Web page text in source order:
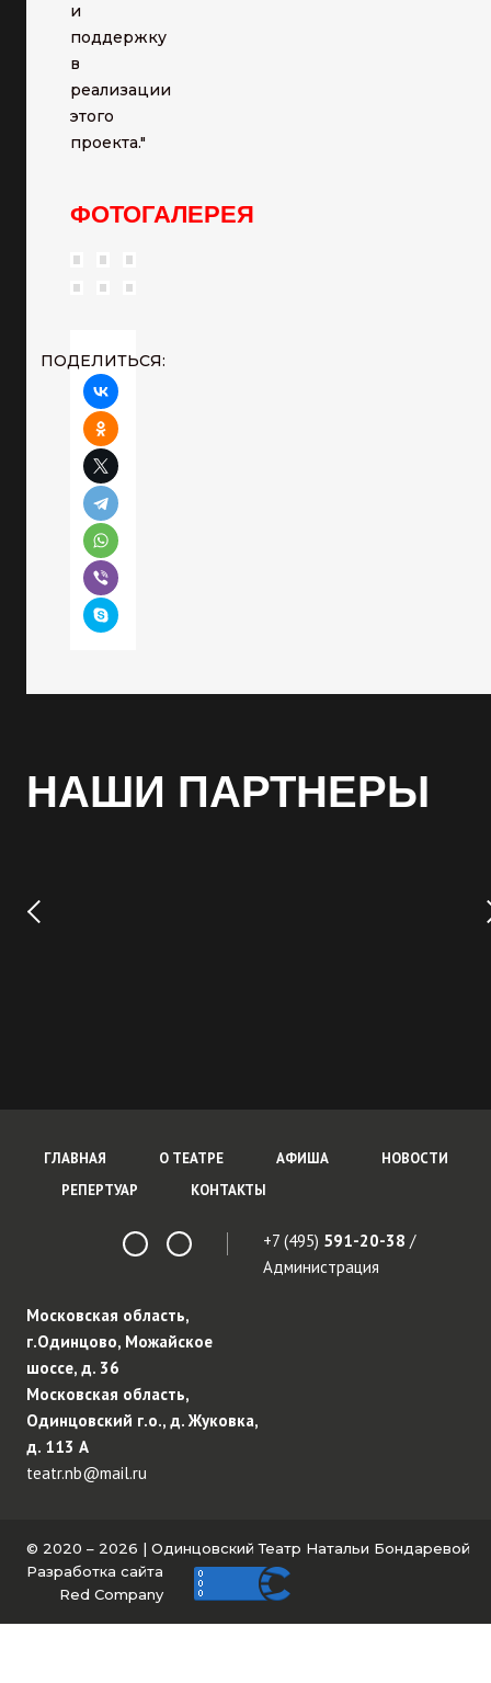
и
поддержку
в
реализации
этого
проекта."
ФОТОГАЛЕРЕЯ
ПОДЕЛИТЬСЯ:
НАШИ ПАРТНЕРЫ
ГЛАВНАЯ О ТЕАТРЕ АФИША
НОВОСТИ
РЕПЕРТУАР
КОНТАКТЫ
+7 (495) 591-20-38 /
Администрация
Московская область,
г.Одинцово, Можайское
шоссе, д. 36
Московская область,
Одинцовский г.о., д. Жуковка,
д. 113 А
teatr.nb@mail.ru
© 2020 – 2026 | Одинцовский Театр Натальи Бондаревой
Разработка сайта
Red Company